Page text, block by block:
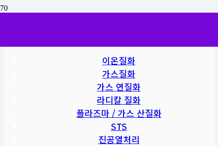
이온질화
가스질화
가스 연질화
라디칼 질화
플라즈마 / 가스 산질화
STS
진공열처리